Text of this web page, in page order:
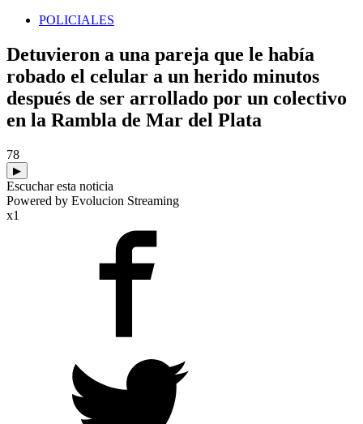
POLICIALES
Detuvieron a una pareja que le había
robado el celular a un herido minutos
después de ser arrollado por un colectivo
en la Rambla de Mar del Plata
78
▶
Escuchar esta noticia
Powered by Evolucion Streaming
x1